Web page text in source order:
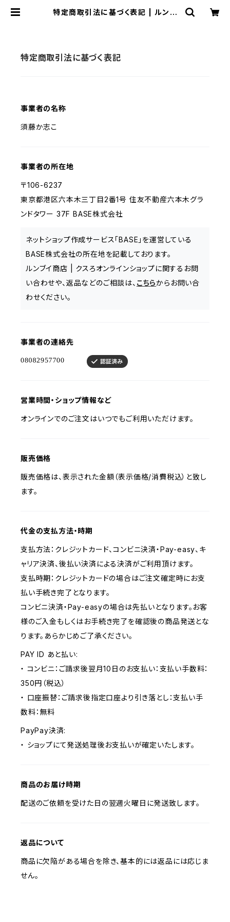
特定商取引法に基づく表記 | ルンブ
特定商取引法に基づく表記
事業者の名称
須藤か志こ
事業者の所在地
〒106-6237
東京都港区六本木三丁目2番1号 住友不動産六本木グラ
ンドタワー 37F BASE株式会社
ネットショップ作成サービス「BASE」を運営している
BASE株式会社の所在地を記載しております。
ルンブイ商店 | クスろオンラインショップに関するお問
い合わせや、返品などのご相談は、 こちらからお問い合
わせください。
事業者の連絡先
営業時間・ショップ情報など
オンラインでのご注文はいつでもご利用いただけます。
販売価格
販売価格は、表示された金額（表示価格/消費税込）と致し
ます。
代金の支払方法・時期
支払方法：クレジットカード、コンビニ決済・Pay-easy、キ
ャリア決済、後払い決済による決済がご利用頂けます。
支払時期：クレジットカードの場合はご注文確定時にお支
払い手続き完了となります。
コンビニ決済・Pay-easyの場合は先払いとなります。お客
様のご入金もしくはお手続き完了を確認後の商品発送とな
ります。あらかじめご了承ください。
PAY ID あと払い:
・ コンビニ：ご請求後翌月10日のお支払い：支払い手数料：
350円（税込）
・ 口座振替：ご請求後指定口座より引き落とし：支払い手
数料：無料
PayPay決済:
・ ショップにて発送処理後お支払いが確定いたします。
商品のお届け時期
配送のご依頼を受けた日の翌週火曜日に発送致します。
返品について
商品に欠陥がある場合を除き、基本的には返品には応じま
せん。